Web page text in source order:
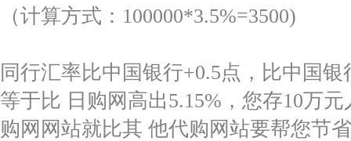
（计算方式：100000*3.5%=3500)
同行汇率比中国银行+0.5点，比中国银
等于比 日购网高出5.15%，您存10万
购网网站就比其 他代购网站要帮您节